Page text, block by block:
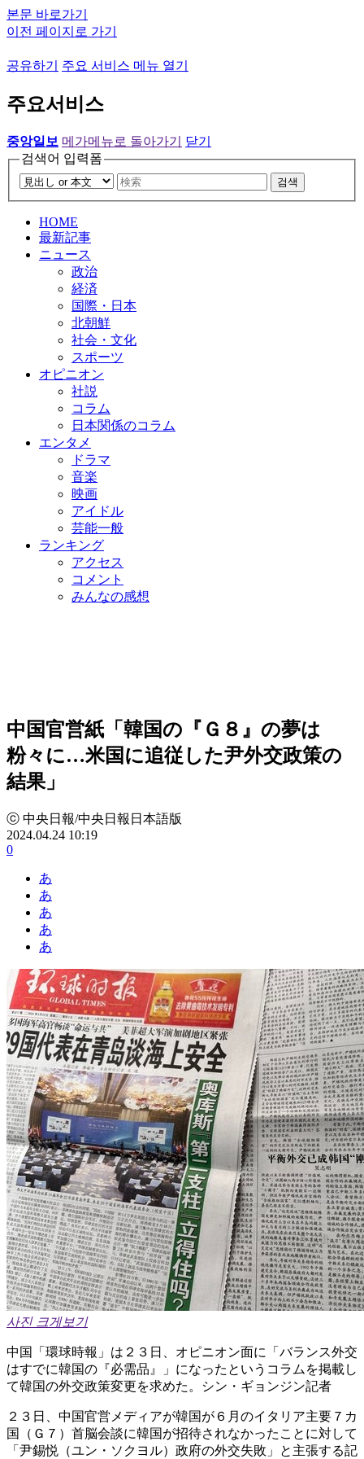
본문 바로가기
이전 페이지로 가기
공유하기 주요 서비스 메뉴 열기
주요서비스
중앙일보 메가메뉴로 돌아가기
닫기
검색어 입력폼
검색
HOME
最新記事
ニュース
政治
経済
国際・日本
北朝鮮
社会・文化
スポーツ
オピニオン
社説
コラム
日本関係のコラム
エンタメ
ドラマ
音楽
映画
アイドル
芸能一般
ランキング
アクセス
コメント
みんなの感想
中国官営紙「韓国の『Ｇ８』の夢は
粉々に…米国に追従した尹外交政策の
結果」
ⓒ 中央日報/中央日報日本語版
2024.04.24 10:19
0
あ
あ
あ
あ
あ
사진 크게보기
中国「環球時報」は２３日、オピニオン面に「バランス外交
はすでに韓国の『必需品』」になったというコラムを掲載し
て韓国の外交政策変更を求めた。シン・ギョンジン記者
２３日、中国官営メディアが韓国が６月のイタリア主要７カ
国（Ｇ７）首脳会談に韓国が招待されなかったことに対して
「尹錫悦（ユン・ソクヨル）政府の外交失敗」と主張する記